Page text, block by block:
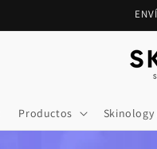
Productos Skinology